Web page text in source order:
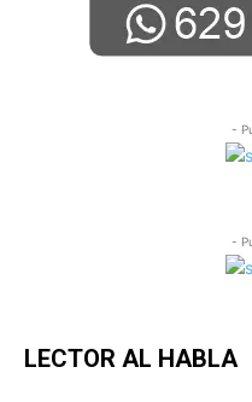
-
-
LECTOR AL HABLA